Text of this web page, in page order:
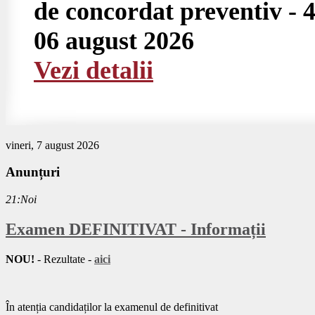
de concordat preventiv -
06 august 2026
Vezi detalii
vineri, 7 august 2026
Anunțuri
21:Noi
Examen DEFINITIVAT - Informații
NOU! - Rezultate - aici
În atenția candidaților la examenul de definitivat